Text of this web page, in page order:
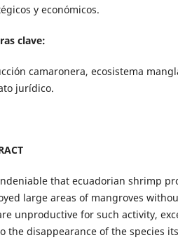
y económicos.
clave:
camaronera, ecosistema
jurídico.
that ecuadorian shrimp
large areas of mangroves
unproductive for such activity,
the disappearance of the species